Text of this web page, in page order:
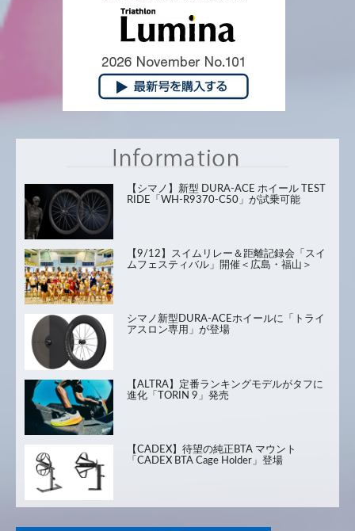
【シマノ】新型 DURA-ACE ホイール TEST
RIDE「WH-R9370-C50」が試乗可能
【9/12】スイムリレー＆距離記録会「スイ
ムフェスティバル」開催＜広島・福山＞
シマノ新型DURA-ACEホイールに「トライ
アスロン専用」が登場
【ALTRA】定番ランキングモデルがタフに
進化「TORIN 9」発売
【CADEX】待望の純正BTA マウント
「CADEX BTA Cage Holder」登場